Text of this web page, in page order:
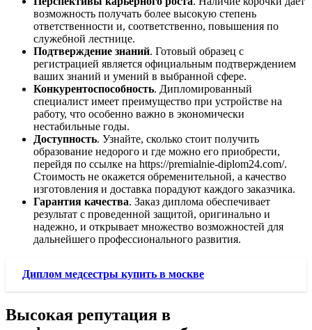
возможность получать более высокую степень
ответственности и, соответственно, повышения по
служебной лестнице.
Подтверждение знаний. Готовый образец с
регистрацией является официальным подтверждением
ваших знаний и умений в выбранной сфере.
Конкурентоспособность. Дипломированный
специалист имеет преимущество при устройстве на
работу, что особенно важно в экономически
нестабильные годы.
Доступность. Узнайте, сколько стоит получить
образование недорого и где можно его приобрести,
перейдя по ссылке на https://premialnie-diplom24.com/.
Стоимость не окажется обременительной, а качество
изготовления и доставка порадуют каждого заказчика.
Гарантия качества. Заказ диплома обеспечивает
результат с проведенной защитой, оригинально и
надежно, и открывает множество возможностей для
дальнейшего профессионального развития.
Диплом медсестры купить в москве
Высокая репутация в